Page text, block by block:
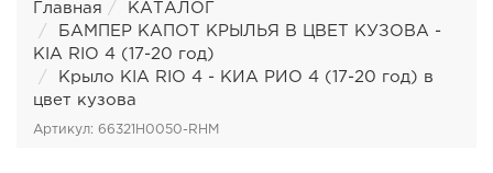
Главная
КАТАЛОГ
БАМПЕР КАПОТ КРЫЛЬЯ В ЦВЕТ КУЗОВА -
KIA RIO 4 (17-20 год)
Крыло KIA RIO 4 - КИА РИО 4 (17-20 год) в
цвет кузова
Артикул: 66321H0050-RHM